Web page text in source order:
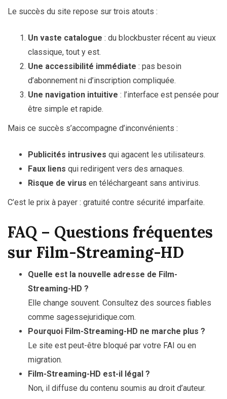
Le succès du site repose sur trois atouts :
Un vaste catalogue : du blockbuster récent au vieux
classique, tout y est.
Une accessibilité immédiate : pas besoin
d’abonnement ni d’inscription compliquée.
Une navigation intuitive : l’interface est pensée pour
être simple et rapide.
Mais ce succès s’accompagne d’inconvénients :
Publicités intrusives qui agacent les utilisateurs.
Faux liens qui redirigent vers des arnaques.
Risque de virus en téléchargeant sans antivirus.
C’est le prix à payer : gratuité contre sécurité imparfaite.
FAQ – Questions fréquentes
sur Film-Streaming-HD
Quelle est la nouvelle adresse de Film-
Streaming-HD ?
Elle change souvent. Consultez des sources fiables
comme sagessejuridique.com.
Pourquoi Film-Streaming-HD ne marche plus ?
Le site est peut-être bloqué par votre FAI ou en
migration.
Film-Streaming-HD est-il légal ?
Non, il diffuse du contenu soumis au droit d’auteur.